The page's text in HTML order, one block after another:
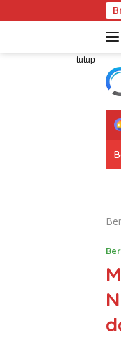
ke
Synapse Power
tutup